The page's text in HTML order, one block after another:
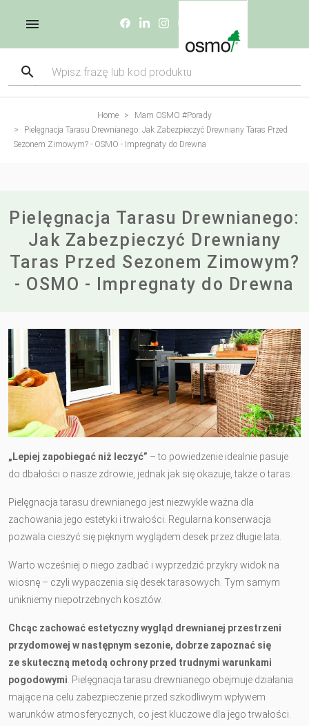
Home
Mam OSMO #Porady
Pielęgnacja Tarasu Drewnianego: Jak Zabezpieczyć Drewniany Taras Przed
Sezonem Zimowym? - OSMO - Impregnaty do Drewna
Pielęgnacja Tarasu Drewnianego:
Jak Zabezpieczyć Drewniany
Taras Przed Sezonem Zimowym?
- OSMO - Impregnaty do Drewna
„Lepiej zapobiegać niż leczyć” – to powiedzenie idealnie pasuje
do dbałości o nasze zdrowie, jednak jak się okazuje, także o taras.
Pielęgnacja tarasu drewnianego jest niezwykle ważna dla
zachowania jego estetyki i trwałości. Regularna konserwacja
pozwala cieszyć się pięknym wyglądem desek przez długie lata.
Warto wcześniej o niego zadbać i wyprzedzić przykry widok na
wiosnę – czyli wypaczenia się desek tarasowych. Tym samym
unikniemy niepotrzebnych kosztów.
Chcąc zachować estetyczny wygląd drewnianej przestrzeni
przydomowej w następnym sezonie, dobrze zapoznać się
ze skuteczną metodą ochrony przed trudnymi warunkami
pogodowymi . Pielęgnacja tarasu drewnianego obejmuje działania
mające na celu zabezpieczenie przed szkodliwym wpływem
warunków atmosferycznych, co jest kluczowe dla jego trwałości.